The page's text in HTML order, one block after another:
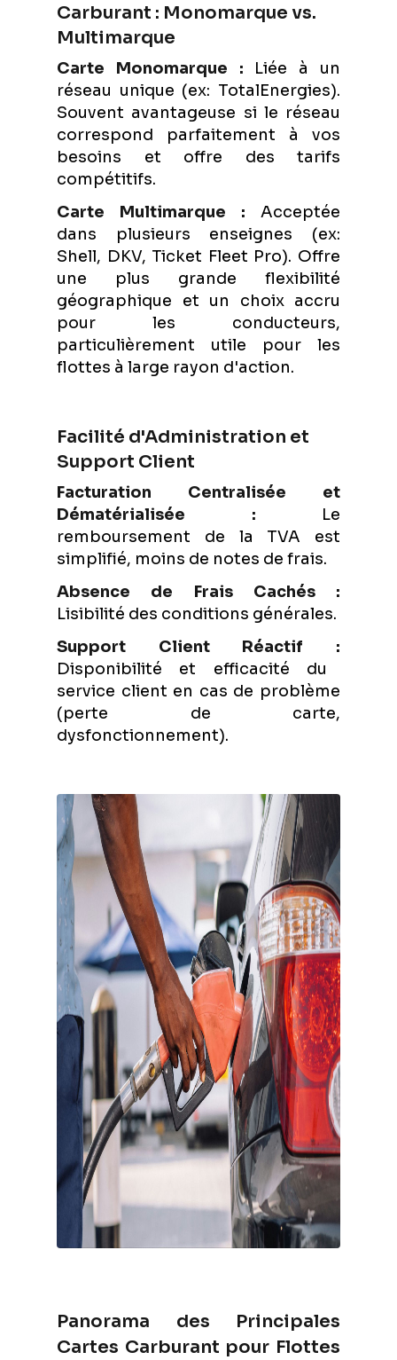
Carburant : Monomarque vs.
Multimarque
Carte Monomarque : Liée à un
réseau unique (ex: TotalEnergies).
Souvent avantageuse si le réseau
correspond parfaitement à vos
besoins et offre des tarifs
compétitifs.
Carte Multimarque : Acceptée
dans plusieurs enseignes (ex:
Shell, DKV, Ticket Fleet Pro). Offre
une plus grande flexibilité
géographique et un choix accru
pour les conducteurs,
particulièrement utile pour les
flottes à large rayon d'action.
Facilité d'Administration et
Support Client
Facturation Centralisée et
Dématérialisée : Le
remboursement de la TVA est
simplifié, moins de notes de frais.
Absence de Frais Cachés :
Lisibilité des conditions générales.
Support Client Réactif :
Disponibilité et efficacité du
service client en cas de problème
(perte de carte,
dysfonctionnement).
Panorama des Principales
Cartes Carburant pour Flottes